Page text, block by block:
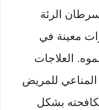
الرئة
معينة في
العلاجات
المناعي للمريض
بشكل